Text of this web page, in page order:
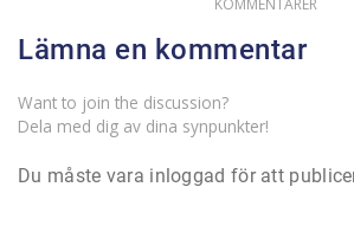
KOMMENTARER
Lämna en kommentar
Want to join the discussion?
Dela med dig av dina synpunkter!
Du måste vara inloggad för att